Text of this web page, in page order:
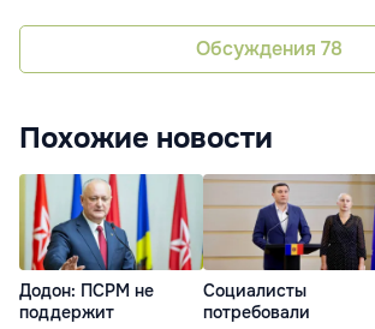
Обсуждения 78
Похожие новости
Додон: ПСРМ не
поддержит
Социалисты
потребовали